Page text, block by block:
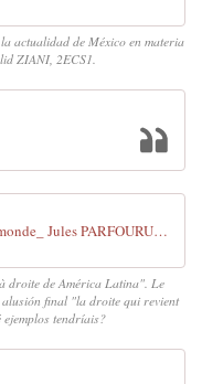
actualidad de México en materia
ZIANI, 2ECS1.
Corre comentada_Virage à droite Am Lat Oct20 Le monde_ Jules PARFOURU PC1_2021
droite de América Latina". Le
alusión final "la droite qui revient
tendríais?